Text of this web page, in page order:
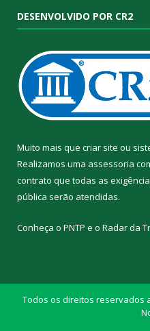
DESENVOLVIDO POR CR2
Muito mais que criar site ou
Realizamos uma assessoria
contrato que todas as
pública serão atendidas.
Conheça o PNTP e o Radar da
Todos os direitos reservados